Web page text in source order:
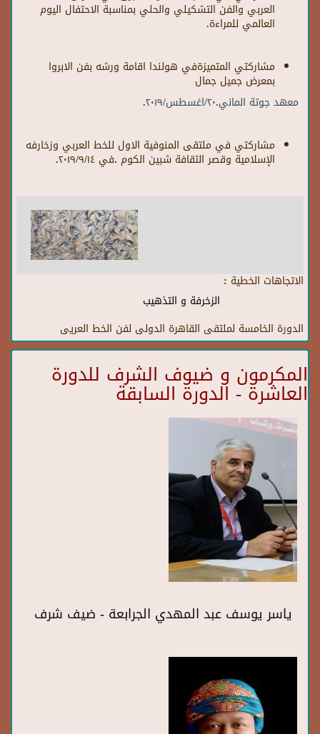
العربي والفن التشكيلي والحلي بمناسبة الاحتفال اليوم
العالمي للمراءة.
مشاركتي المتميزةفي هولندا اقامة ورشه بفن الابروا
بمعرض جميل جمال
معهد جوتة الماني.٢٠/اغسطس/٢٠١٩.
مشاركتي في ملتقى المنوفية الاول للخط العربي وزخارفه
الإسلامية وقصر الثقافة شبين الكوم .في ٢٠١٩/٩/١٤.
الاتجاهات الخطية :
الزخرفة و التذهيب
الدورة الخامسة لملتقى القاهرة الدولى لفن الخط العريى
المكرمون و ضيوف الشرف للدورة
العاشرة - الدورة السابقة
ياسر يوسف عبد المهدي الجرابعة - ضيف شرف